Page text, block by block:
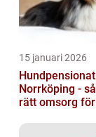
15 januari 2026
Norrköping -
rätt omsorg